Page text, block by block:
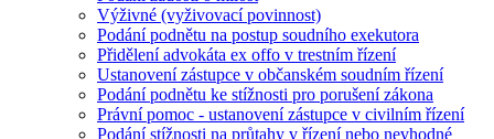
Výživné (vyživovací povinnost)
Podání podnětu na postup soudního exekutora
Přidělení advokáta ex offo v trestním řízení
Ustanovení zástupce v občanském soudním řízení
Podání podnětu ke stížnosti pro porušení zákona
Právní pomoc - ustanovení zástupce v civilním řízení
Podání stížnosti na průtahy v řízení nebo nevhodné